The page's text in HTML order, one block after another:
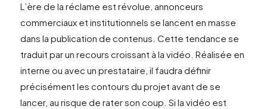
VIEW POST
L’ère de la réclame est révolue, annonceurs
commerciaux et institutionnels se lancent en masse
dans la publication de contenus. Cette tendance se
traduit par un recours croissant à la vidéo. Réalisée en
interne ou avec un prestataire, il faudra définir
précisément les contours du projet avant de se
lancer, au risque de rater son coup. Si la vidéo est